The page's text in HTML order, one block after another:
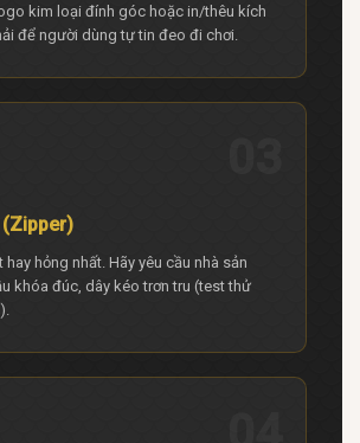
kim loại đính góc hoặc in/thêu kích
để người dùng tự tin đeo đi chơi.
(Zipper)
hỏng nhất. Hãy yêu cầu nhà sản
khóa đúc, dây kéo trơn tru (test thử